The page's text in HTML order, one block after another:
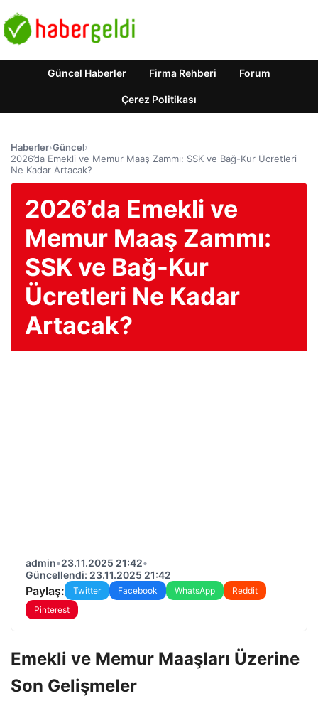
Güncel Haberler Firma Rehberi Forum
Çerez Politikası
Haberler›Güncel›
2026’da Emekli ve Memur Maaş Zammı: SSK ve Bağ-Kur Ücretleri
Ne Kadar Artacak?
2026’da Emekli ve
Memur Maaş Zammı:
SSK ve Bağ-Kur
Ücretleri Ne Kadar
Artacak?
admin•23.11.2025 21:42•
Güncellendi: 23.11.2025 21:42
Paylaş: Twitter Facebook WhatsApp
Reddit
Pinterest
Emekli ve Memur Maaşları Üzerine
Son Gelişmeler